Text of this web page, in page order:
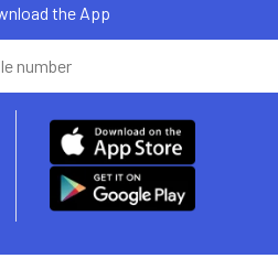
the App